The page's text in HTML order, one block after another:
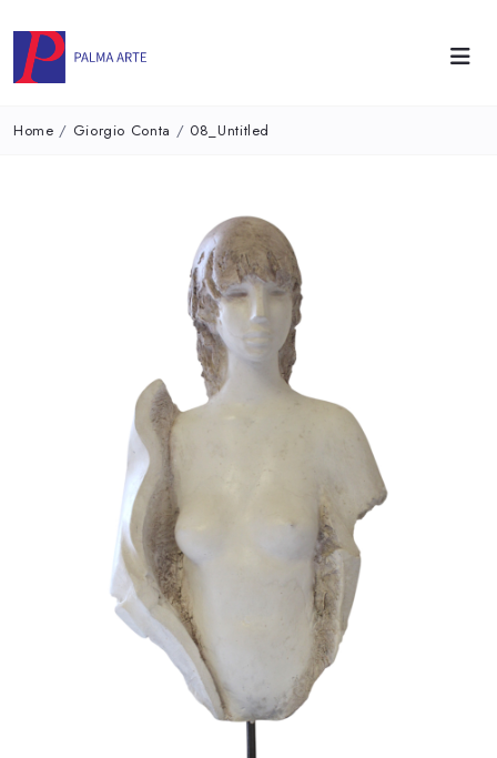
Home / Giorgio Conta / 08_Untitled